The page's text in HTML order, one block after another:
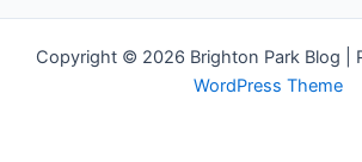
Copyright © 2026 Brighton Park Blog |
WordPress Theme